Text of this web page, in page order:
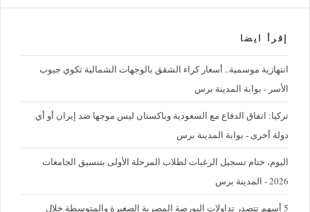
إقرأ ايضا
‪انتهازية موسمية.. أسعار كراء الشقق بالوجهات الشمالية تكوي جيوب
الأسر - بوابة المدينة برس
تركيا: اتفاق الدفاع مع السعودية وباكستان ليس موجها ضد إيران أو أي
دولة أخرى - بوابة المدينة برس
اليوم، ختام تسجيل الرغبات لطلاب المرحلة الأولى بتنسيق الجامعات
2026 - المدينة برس
5 أسهم تتصدر تداولات البورصة المصرية الصغيرة والمتوسطة خلال